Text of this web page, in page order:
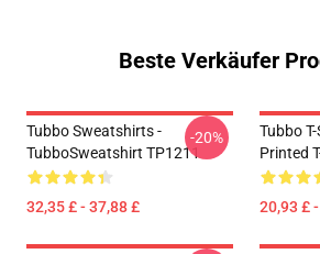
Beste Verkäufer
Tubbo Sweatshirts -
TubboSweatshirt TP1211
32,35 £ - 37,88 £
-20%
Tubbo
Printed
20,93 £